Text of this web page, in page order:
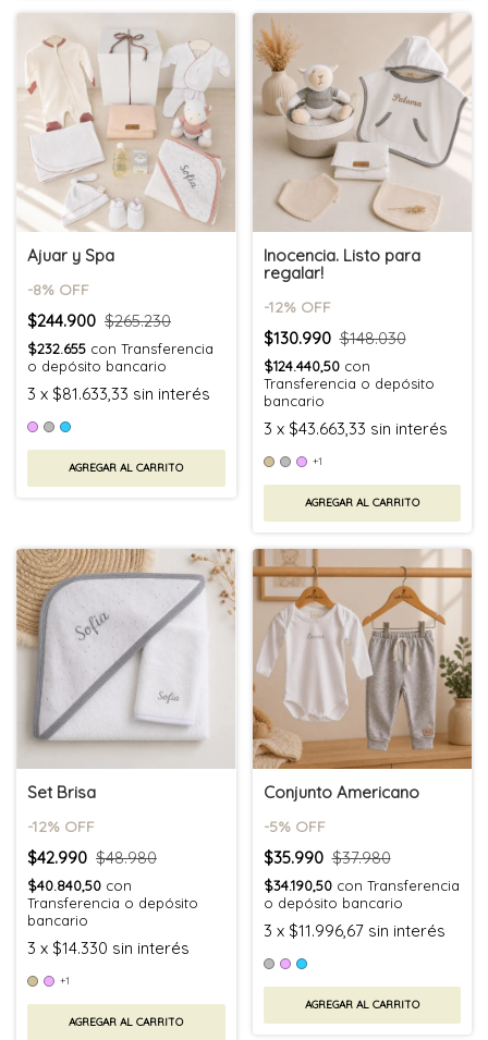
Ajuar y Spa
-8% OFF
$244.900 $265.230
$232.655 con Transferencia
o depósito bancario
3 x $81.633,33 sin interés
AGREGAR AL CARRITO
Inocencia. Listo para
regalar!
-12% OFF
$130.990 $148.030
$124.440,50 con
Transferencia o depósito
bancario
3 x $43.663,33 sin interés
+1
AGREGAR AL CARRITO
Set Brisa
-12% OFF
$42.990 $48.980
$40.840,50 con
Transferencia o depósito
bancario
3 x $14.330 sin interés
+1
AGREGAR AL CARRITO
Conjunto Americano
-5% OFF
$35.990 $37.980
$34.190,50 con Transferencia
o depósito bancario
3 x $11.996,67 sin interés
AGREGAR AL CARRITO